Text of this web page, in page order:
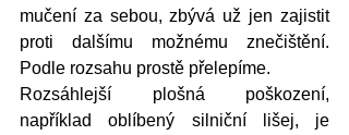
mučení za sebou, zbývá už jen zajistit
proti dalšímu možnému znečištění.
Podle rozsahu prostě přelepíme.
Rozsáhlejší plošná poškození,
například oblíbený silniční lišej, je